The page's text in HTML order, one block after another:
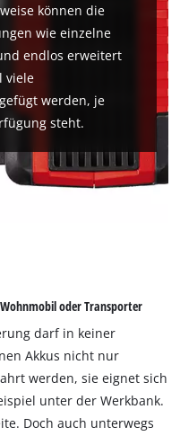
Zustimmung, um
laden zu können!
permitted to load due
not disclosed to the
owner needs to setup
CMP to add this content
können die
wie einzelne
endlos erweitert
viele
werden, je
steht.
oder Transporter
darf in keiner
Akkus nicht nur
werden, sie eignet sich
unter der Werkbank.
Doch auch unterwegs